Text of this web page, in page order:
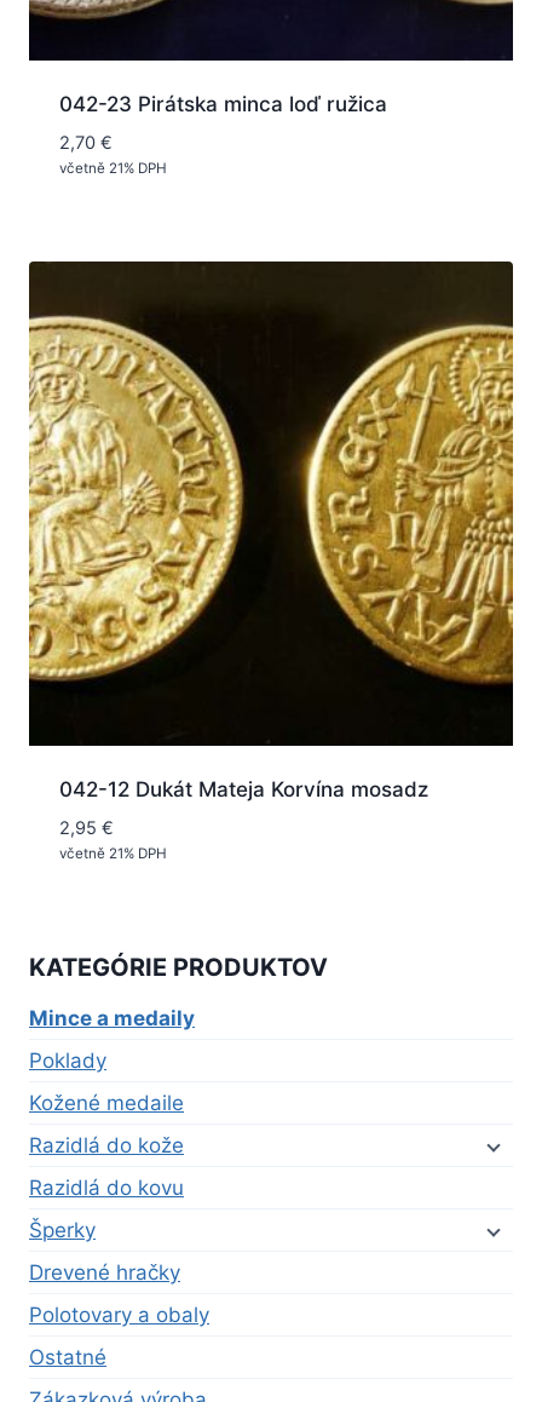
042-23 Pirátska minca loď ružica
2,70 €
včetně 21% DPH
042-12 Dukát Mateja Korvína mosadz
2,95 €
včetně 21% DPH
KATEGÓRIE PRODUKTOV
Mince a medaily
Poklady
Kožené medaile
Razidlá do kože
Razidlá do kovu
Šperky
Drevené hračky
Polotovary a obaly
Ostatné